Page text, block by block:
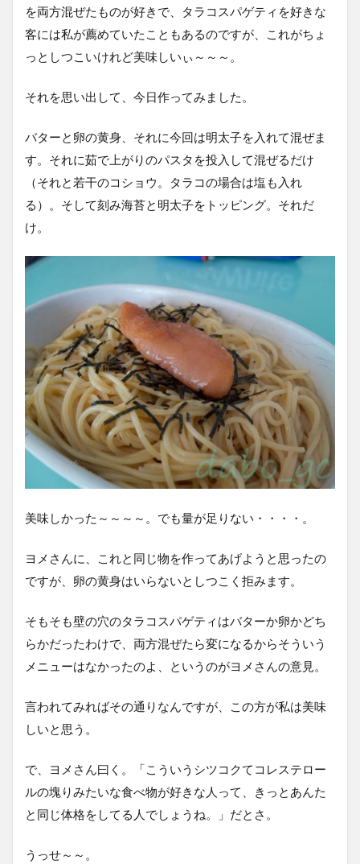
を両方混ぜたものが好きで、タラコスパゲティを好きな
客には私が薦めていたこともあるのですが、これがちょ
っとしつこいけれど美味しいぃ～～～。
それを思い出して、今日作ってみました。
バターと卵の黄身、それに今回は明太子を入れて混ぜま
す。それに茹で上がりのパスタを投入して混ぜるだけ
（それと若干のコショウ。タラコの場合は塩も入れ
る）。そして刻み海苔と明太子をトッピング。それだ
け。
美味しかった～～～～。でも量が足りない・・・・。
ヨメさんに、これと同じ物を作ってあげようと思ったの
ですが、卵の黄身はいらないとしつこく拒みます。
そもそも壁の穴のタラコスパゲティはバターか卵かどち
らかだったわけで、両方混ぜたら変になるからそういう
メニューはなかったのよ、というのがヨメさんの意見。
言われてみればその通りなんですが、この方が私は美味
しいと思う。
で、ヨメさん曰く。「こういうシツコクてコレステロー
ルの塊りみたいな食べ物が好きな人って、きっとあんた
と同じ体格をしてる人でしょうね。」だとさ。
うっせ～～。